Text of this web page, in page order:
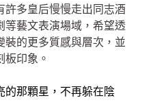
許多皇后慢慢走出同志酒
等藝文表演場域，希望透
裝的更多質感與層次，並
板印象。
的那顆星，不再躲在陰